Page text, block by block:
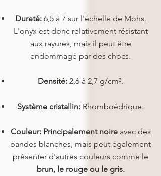
Dureté:6,5 à 7 sur l'échelle de Mohs.
L'onyx est donc relativement résistant
aux rayures, mais il peut être
endommagé par des chocs.
Densité: 2,6 à 2,7 g/cm³.
Système cristallin: Rhomboédrique.
Couleur: Principalement noireavec des
bandes blanches, mais peut également
présenter d'autres couleurs comme le
brun, le rouge ou le gris.